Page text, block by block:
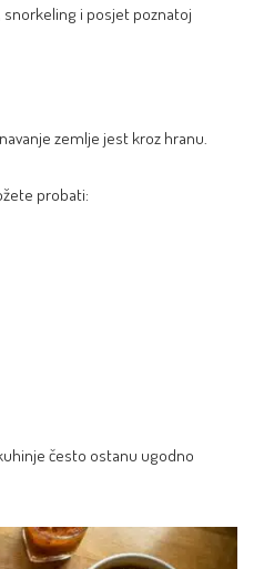
snorkeling i posjet poznatoj
zemlje jest kroz hranu.
probati:
često ostanu ugodno